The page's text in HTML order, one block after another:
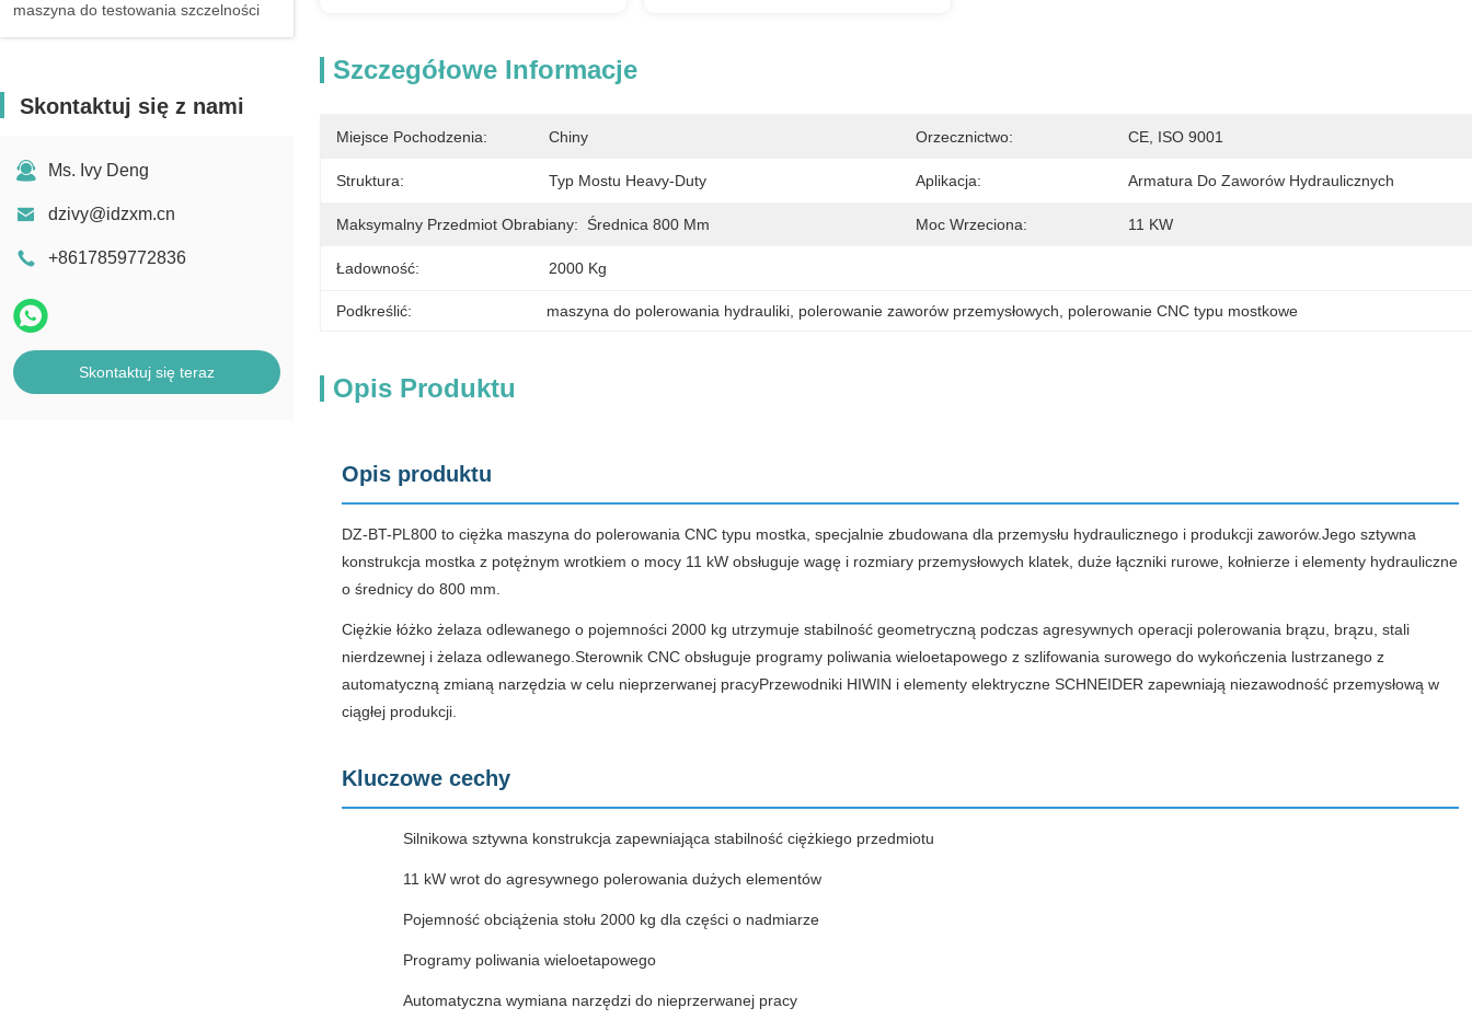
maszyna do testowania szczelności
Skontaktuj się z nami
Ms. Ivy Deng
dzivy@idzxm.cn
+8617859772836
Skontaktuj się teraz
Szczegółowe Informacje
Miejsce Pochodzenia: Chiny Orzecznictwo: CE, ISO 9001
Struktura: Typ Mostu Heavy-Duty Aplikacja: Armatura Do Zaworów Hydraulicznych
Maksymalny Przedmiot Obrabiany: Średnica 800 Mm Moc Wrzeciona: 11 KW
Ładowność: 2000 Kg
Podkreślić: maszyna do polerowania hydrauliki polerowanie zaworów przemysłowych polerowanie CNC typu mostkowe
Opis Produktu
Opis produktu
DZ-BT-PL800 to ciężka maszyna do polerowania CNC typu mostka, specjalnie zbudowana dla przemysłu hydraulicznego i produkcji zaworów.Jego sztywna
konstrukcja mostka z potężnym wrotkiem o mocy 11 kW obsługuje wagę i rozmiary przemysłowych klatek, duże łączniki rurowe, kołnierze i elementy hydrauliczne
o średnicy do 800 mm.
Ciężkie łóżko żelaza odlewanego o pojemności 2000 kg utrzymuje stabilność geometryczną podczas agresywnych operacji polerowania brązu, brązu, stali
nierdzewnej i żelaza odlewanego.Sterownik CNC obsługuje programy poliwania wieloetapowego z szlifowania surowego do wykończenia lustrzanego z
automatyczną zmianą narzędzia w celu nieprzerwanej pracyPrzewodniki HIWIN i elementy elektryczne SCHNEIDER zapewniają niezawodność przemysłową w
ciągłej produkcji.
Kluczowe cechy
Silnikowa sztywna konstrukcja zapewniająca stabilność ciężkiego przedmiotu
11 kW wrot do agresywnego polerowania dużych elementów
Pojemność obciążenia stołu 2000 kg dla części o nadmiarze
Programy poliwania wieloetapowego
Automatyczna wymiana narzędzi do nieprzerwanej pracy